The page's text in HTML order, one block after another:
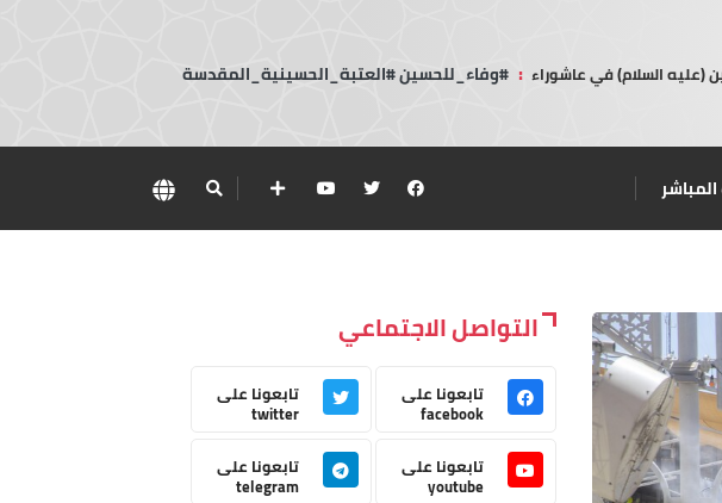
(عليه السلام) في عاشوراء : #وفاء_للحسين #العتبة_الحسينية_المقدسة
التواصل الاجتماعي
تابعونا على
facebook
تابعونا على
twitter
تابعونا على
youtube
تابعونا على
telegram